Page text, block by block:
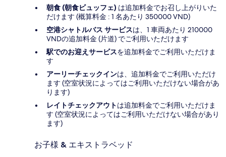
朝食 (朝食ビュッフェ) は追加料金でお召し上がりいた
だけます (概算料金 : 1 名あたり 350000 VND)
空港シャトルバス サービスは、1 車両あたり 210000
VNDの追加料金 (片道) でご利用いただけます
駅でのお迎えサービスを追加料金でご利用いただけま
す
アーリーチェックインは、追加料金でご利用いただけ
ます (空室状況によってはご利用いただけない場合があ
ります)
レイトチェックアウトは追加料金でご利用いただけま
す (空室状況によってはご利用いただけない場合があり
ます)
お子様 & エキストラベッド